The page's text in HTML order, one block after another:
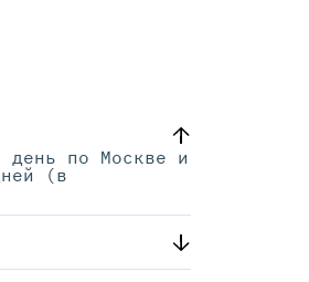
день по Москве и
(в